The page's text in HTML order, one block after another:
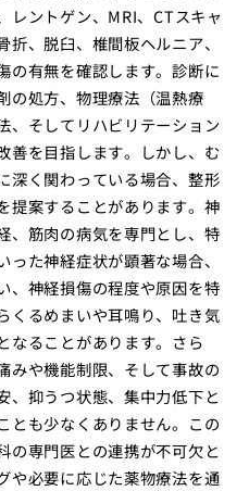
レントゲン、MRI、CTスキャ
、脱臼、椎間板ヘルニア、
の有無を確認します。診断に
の処方、物理療法（温熱療
、そしてリハビリテーション
善を目指します。しかし、む
深く関わっている場合、整形
提案することがあります。神
、筋肉の病気を専門とし、特
た神経症状が顕著な場合、
、神経損傷の程度や原因を特
くるめまいや耳鳴り、吐き気
なることがあります。さら
みや機能制限、そして事故の
、抑うつ状態、集中力低下と
とも少なくありません。この
の専門医との連携が不可欠と
や必要に応じた薬物療法を通